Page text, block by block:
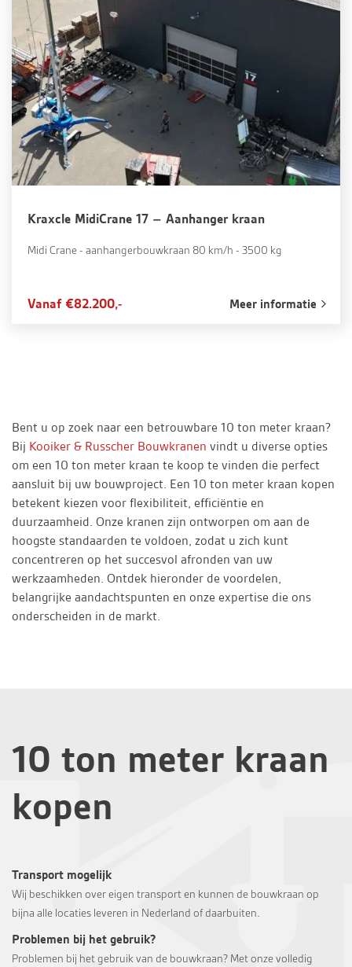
Kraxcle MidiCrane 17 – Aanhanger kraan
Midi Crane - aanhangerbouwkraan 80 km/h - 3500 kg
Vanaf €82.200,- Meer informatie
Bent u op zoek naar een betrouwbare 10 ton meter kraan?
Bij Kooiker & Russcher Bouwkranen vindt u diverse opties
om een 10 ton meter kraan te koop te vinden die perfect
aansluit bij uw bouwproject. Een 10 ton meter kraan kopen
betekent kiezen voor flexibiliteit, efficiëntie en
duurzaamheid. Onze kranen zijn ontworpen om aan de
hoogste standaarden te voldoen, zodat u zich kunt
concentreren op het succesvol afronden van uw
werkzaamheden. Ontdek hieronder de voordelen,
belangrijke aandachtspunten en onze expertise die ons
onderscheiden in de markt.
10 ton meter kraan
kopen
Transport mogelijk
Wij beschikken over eigen transport en kunnen de bouwkraan op
bijna alle locaties leveren in Nederland of daarbuiten.
Problemen bij het gebruik?
Problemen bij het gebruik van de bouwkraan? Met onze volledig